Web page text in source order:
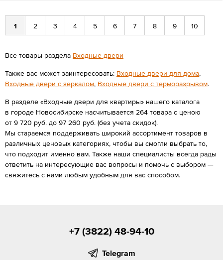
1 2 3 4 5 6 7 8 9 10
Все товары раздела Входные двери
Также вас может заинтересовать: Входные двери для дома,
Входные двери с зеркалом, Входные двери с терморазрывом.
В разделе «Входные двери для квартиры» нашего каталога
в городе Новосибирске насчитывается 264 товара с ценою
от 9 720 руб. до 97 260 руб. (без учета скидок).
Мы стараемся поддерживать широкий ассортимент товаров в
различных ценовых категориях, чтобы вы смогли выбрать то,
что подходит именно вам. Также наши специалисты всегда рады
ответить на интересующие вас вопросы и помочь с выбором —
свяжитесь с нами любым удобным для вас способом.
+7 (3822) 48-94-10
Telegram